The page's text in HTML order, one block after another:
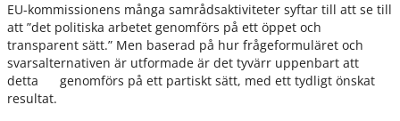
EU-kommissionens många samrådsaktiviteter syftar till att se till
att ”det politiska arbetet genomförs på ett öppet och
transparent sätt.” Men baserad på hur frågeformuläret och
svarsalternativen är utformade är det tyvärr uppenbart att
detta genomförs på ett partiskt sätt, med ett tydligt önskat
resultat.